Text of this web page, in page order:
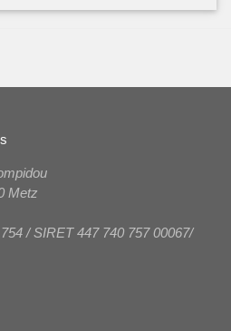
Metz
/ SIRET 447 740 757 00067/